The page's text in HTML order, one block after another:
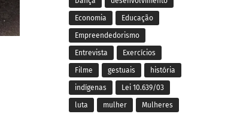
Economia Educação
Empreendedorismo
Entrevista Exercícios
Filme gestuais história
indígenas Lei 10.639/03
luta mulher Mulheres